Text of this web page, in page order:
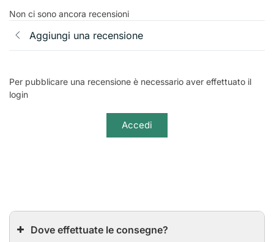
Non ci sono ancora recensioni
Aggiungi una recensione
Per pubblicare una recensione è necessario aver effettuato il
login
Accedi
Dove effettuate le consegne?